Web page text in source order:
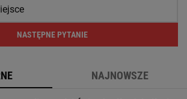
NASTĘPNE PYTANIE
NAJNOWSZE